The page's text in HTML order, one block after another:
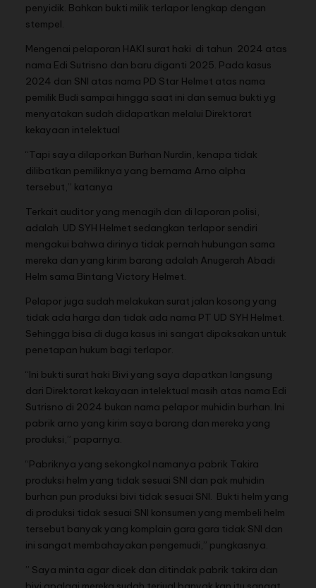
penyidik. Bahkan bukti milik terlapor lengkap dengan
stempel.
Mengenai pelaporan HAKI surat haki di tahun 2024 atas
nama Edi Sutrisno dan baru diganti 2025. Pada kasus
2024 dan SNI atas nama PD Star Helmet atas nama
pemilik Budi sampai hingga saat ini dan semua bukti yg
menyatakan sudah didapatkan melalui Direktorat
kekayaan intelektual
“Tapi saya dilaporkan Burhan Nurdin, kenapa tidak
dilibatkan pemiliknya yang bernama Arno alpha
tersebut,” katanya
Terkait auditor yang menagih dan di laporan polisi,
adalah UD SYH Helmet sedangkan terlapor sendiri
mengakui bahwa dirinya tidak pernah hubungan sama
mereka dan yang kirim barang adalah Anugerah Abadi
Helm sama Bintang Victory Helmet.
Pelapor juga sudah melakukan surat jalan kosong yang
tidak ada harga dan tidak ada nama PT UD SYH Helmet.
Sehingga bisa di duga kasus ini sangat dipaksakan untuk
penetapan hukum bagi terlapor.
“Ini bukti surat haki Bivi yang saya dapatkan langsung
dari Direktorat kekayaan intelektual masih atas nama Edi
Sutrisno di 2024 bukan nama pelapor muhidin burhan. Ini
pabrik arno yang kirim saya barang dan mereka yang
produksi,” paparnya.
“Pabriknya yang sekongkol namanya pabrik Takira
produksi helm yang tidak sesuai SNI dan pak muhidin
burhan pun produksi bivi tidak sesuai SNI. Bukti helm yang
di produksi tidak sesuai SNI konsumen yang membeli helm
tersebut banyak yang komplain gara gara tidak SNI dan
ini sangat membahayakan pengemudi,” pungkasnya.
” Saya minta agar dicek dan ditindak pabrik takira dan